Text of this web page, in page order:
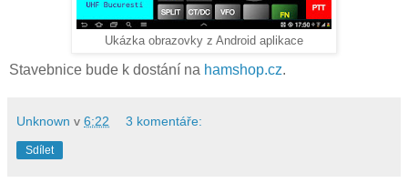
Ukázka obrazovky z Android aplikace
Stavebnice bude k dostání na hamshop.cz.
Unknown v 6:22 3 komentáře:
Sdílet